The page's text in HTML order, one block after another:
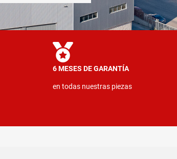
6 MESES DE GARANTÍA
en todas nuestras piezas